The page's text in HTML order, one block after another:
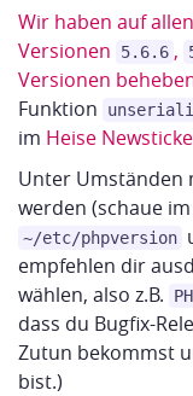
Wir haben auf
Versionen
5.6.6 ,
Versionen
Funktion
im Heise
Unter Umständen
werden (schaue
~/etc/phpversion
empfehlen dir
wählen, also z.B.
dass du Bugfix-
Zutun bekommst
bist.)